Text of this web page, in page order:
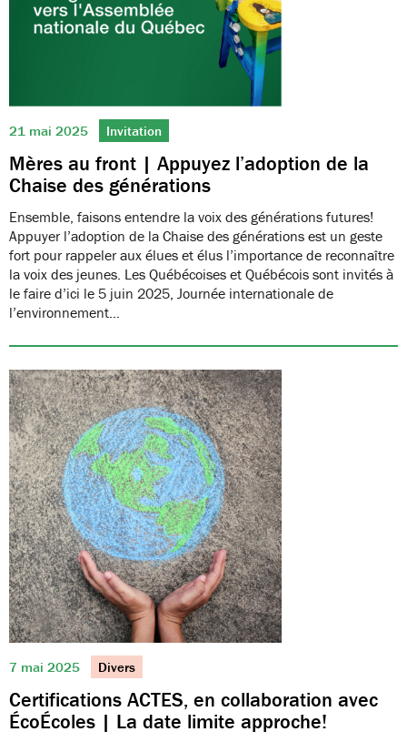
21 mai 2025 Invitation
Mères au front | Appuyez l’adoption de la
Chaise des générations
Ensemble, faisons entendre la voix des générations futures!
Appuyer l’adoption de la Chaise des générations est un geste
fort pour rappeler aux élues et élus l’importance de reconnaître
la voix des jeunes. Les Québécoises et Québécois sont invités à
le faire d’ici le 5 juin 2025, Journée internationale de
l’environnement…
7 mai 2025 Divers
Certifications ACTES, en collaboration avec
ÉcoÉcoles | La date limite approche!